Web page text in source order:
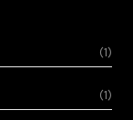
(1)
(1)